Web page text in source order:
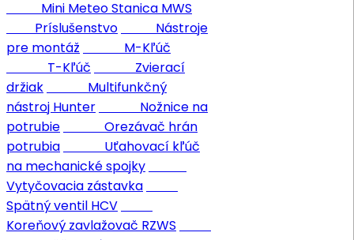
Mini Meteo Stanica MWS
Príslušenstvo
Nástroje
pre montáž
M-Kľúč
T-Kľúč
Zvierací
držiak
Multifunkčný
nástroj Hunter
Nožnice na
potrubie
Orezávač hrán
potrubia
Uťahovací kľúč
na mechanické spojky
Vytyčovacia zástavka
Spätný ventil HCV
Koreňový zavlažovač RZWS